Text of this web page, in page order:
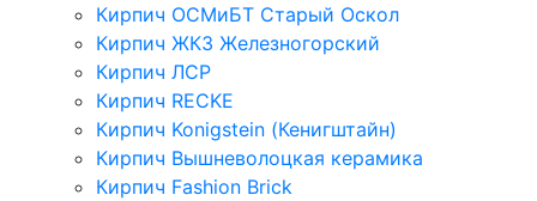
Кирпич ОСМиБТ Старый Оскол
Кирпич ЖКЗ Железногорский
Кирпич ЛСР
Кирпич RECKE
Кирпич Konigstein (Кенигштайн)
Кирпич Вышневолоцкая керамика
Кирпич Fashion Brick